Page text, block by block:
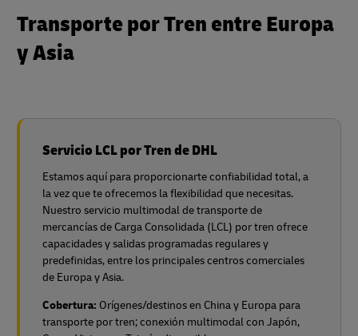
Transporte por Tren entre Europa
y Asia
Servicio LCL por Tren de DHL
Estamos aquí para proporcionarte confiabilidad total, a
la vez que te ofrecemos la flexibilidad que necesitas.
Nuestro servicio multimodal de transporte de
mercancías de Carga Consolidada (LCL) por tren ofrece
capacidades y salidas programadas regulares y
predefinidas, entre los principales centros comerciales
de Europa y Asia.
Cobertura: Orígenes/destinos en China y Europa para
transporte por tren;conexión multimodal con Japón,